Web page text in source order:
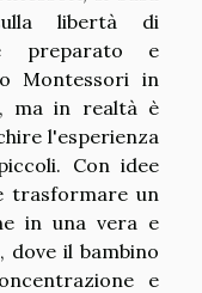
libertà di
preparato e
Montessori in
ma in realtà è
l'esperienza
Con idee
trasformare un
in una vera e
il bambino
e